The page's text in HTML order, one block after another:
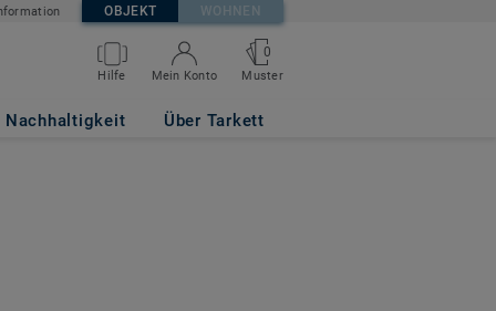
OBJEKT WOHNEN
Hilfe Mein Konto
0
Muster
Nachhaltigkeit Über Tarkett